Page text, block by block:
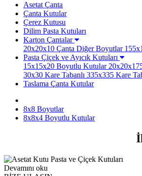
Asetat Çanta
Çanta Kutular
Çerez Kutusu
Dilim Pasta Kutuları
Karton Çantalar
20x20x10 Çanta Diğer Boyutlar
Pasta Çiçek ve Ayıcık Kutuları
15x15x20 Boyutlu Kutular
30x30 Kare Tabanlı 335x335 Kare
Taslama Çanta Kutular
8x8 Boyutlar
8x8x4 Boyutlu Kutular
Devamını oku